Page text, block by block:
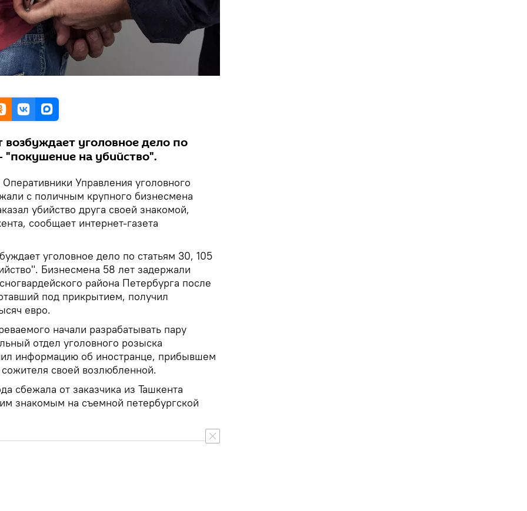
уголовное дело по
на убийство".
Оперативники Управления уголовного
с поличным крупного бизнесмена
убийство друга своей знакомой,
сообщает интернет-газета
уголовное дело по статьям 30, 105
Бизнесмена 58 лет задержали
района Петербурга после
под прикрытием, получил
евро.
начали разрабатывать пару
отдел уголовного розыска
информацию об иностранце, прибывшем
своей возлюбленной.
сбежала от заказчика из Ташкента
знакомым на съемной петербургской